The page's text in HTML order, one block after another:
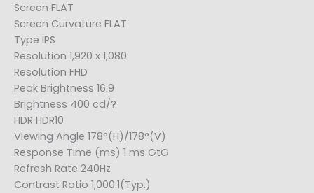
Screen FLAT
Screen Curvature FLAT
Type IPS
Resolution 1,920 x 1,080
Resolution FHD
Peak Brightness 16:9
Brightness 400 cd/?
HDR HDR10
Viewing Angle 178°(H)/178°(V)
Response Time (ms) 1 ms GtG
Refresh Rate 240Hz
Contrast Ratio 1,000:1(Typ.)